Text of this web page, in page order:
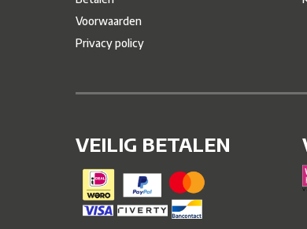
Voorwaarden
Privacy policy
VEILIG BETALEN